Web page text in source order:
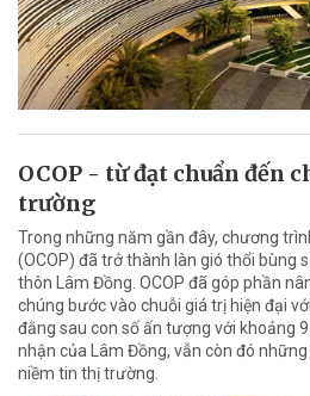
OCOP - từ đạt chuẩn đến
trường
Trong những năm gần đây, chương
(OCOP) đã trở thành làn gió thổi bùng
thôn Lâm Đồng. OCOP đã góp phần
chúng bước vào chuỗi giá trị hiện đại
đằng sau con số ấn tượng với khoảng
nhận của Lâm Đồng, vẫn còn đó
niềm tin thị trường.